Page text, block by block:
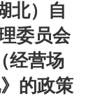
北）自
委员会
经营场
的政策